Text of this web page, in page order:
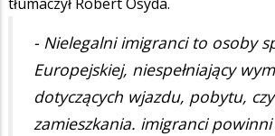
- Nielegalni imigranci to osoby
Europejskiej, niespełniający
dotyczących wjazdu, pobytu, czy
zamieszkania. imigranci